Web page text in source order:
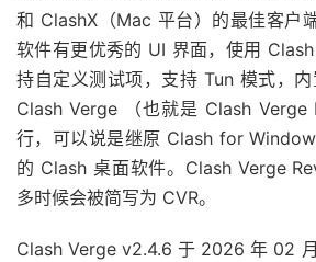
和 ClashX（Mac 平台）的最佳客户
软件有更优秀的 UI 界面，使用
持自定义测试项，支持 Tun 模式，
Clash Verge （也就是 Clash Verge
行，可以说是继原 Clash for
的 Clash 桌面软件。Clash Verge
多时候会被简写为 CVR。
Clash Verge v2.4.6 于 2026 年 02